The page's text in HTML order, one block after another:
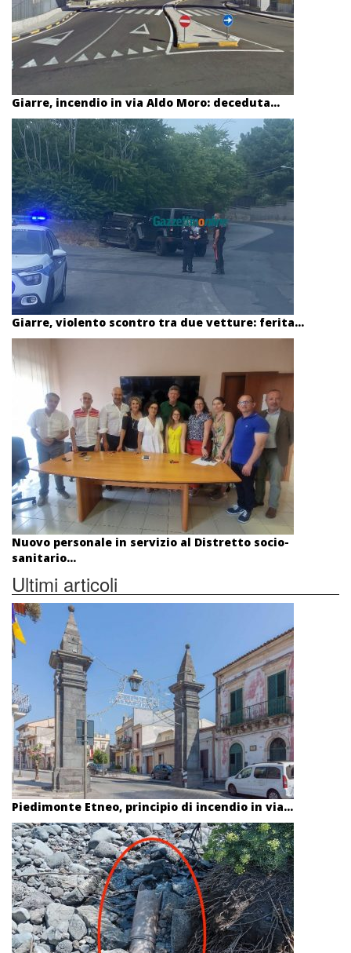
Giarre, incendio in via Aldo Moro: deceduta...
Giarre, violento scontro tra due vetture: ferita...
Nuovo personale in servizio al Distretto socio-
sanitario...
Ultimi articoli
Piedimonte Etneo, principio di incendio in via...